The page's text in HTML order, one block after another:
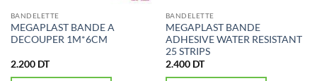
BANDELETTE
MEGAPLAST BANDE A
DECOUPER 1M*6CM
2.200 DT
BANDELETTE
MEGAPLAST BANDE
ADHESIVE WATER RESISTANT
25 STRIPS
2.400 DT